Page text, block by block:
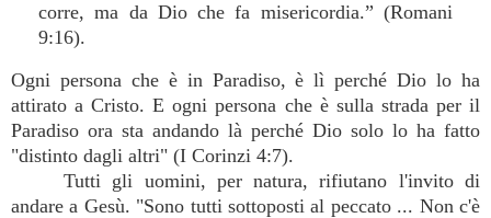
corre, ma da Dio che fa misericordia.” (Romani
9:16).
Ogni persona che è in Paradiso, è lì perché Dio lo ha
attirato a Cristo. E ogni persona che è sulla strada per il
Paradiso ora sta andando là perché Dio solo lo ha fatto
"distinto dagli altri" (I Corinzi 4:7).
Tutti gli uomini, per natura, rifiutano l'invito di
andare a Gesù. "Sono tutti sottoposti al peccato ... Non c'è